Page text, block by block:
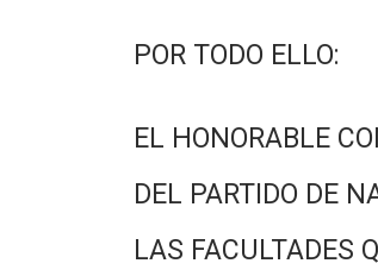
POR TODO ELLO:
EL HONORABLE
DEL PARTIDO DE
LAS FACULTADES